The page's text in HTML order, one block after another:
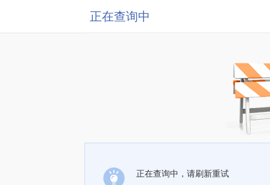
正在查询中
正在查询中，请刷新重试